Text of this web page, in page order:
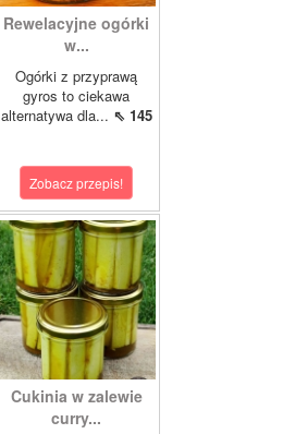
Rewelacyjne ogórki
w...
Ogórki z przyprawą
gyros to ciekawa
alternatywa dla... ⇖ 145
Zobacz przepis!
Cukinia w zalewie
curry...